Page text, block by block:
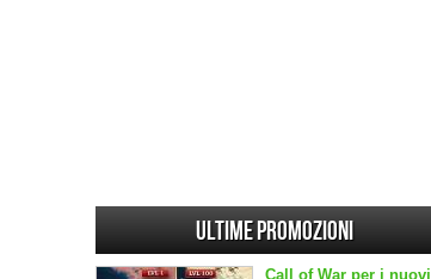
Ultime promozioni
Call of War per i nuovi